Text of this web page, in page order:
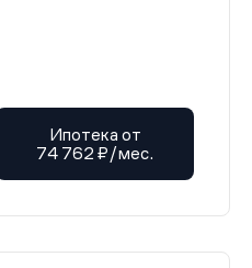
Ипотека от
74 762 ₽/мес.